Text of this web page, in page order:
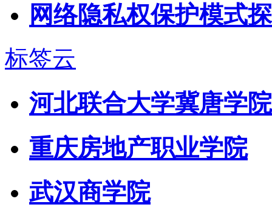
网络隐私权保护模式
标签云
河北联合大学冀唐学院
重庆房地产职业学院
武汉商学院